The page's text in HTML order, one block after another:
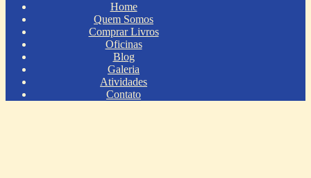
Home
Quem Somos
Comprar Livros
Oficinas
Blog
Galeria
Atividades
Contato